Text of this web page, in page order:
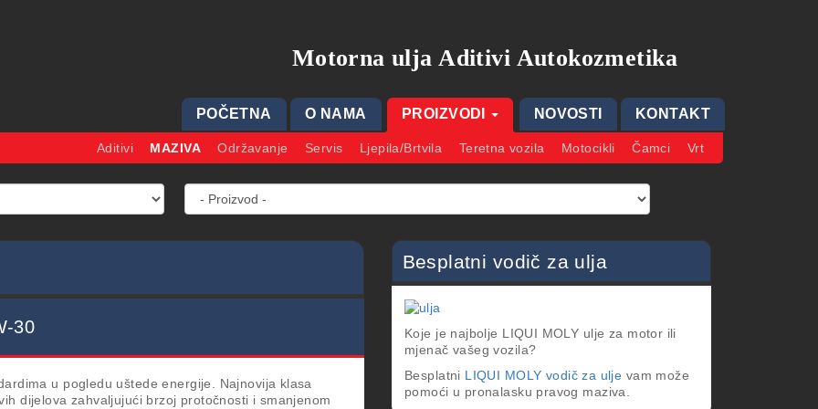
Motorna ulja Aditivi Autokozmetika
POČETNA O NAMA PROIZVODI NOVOSTI KONTAKT
Aditivi MAZIVA Održavanje Servis Ljepila/Brtvila Teretna vozila Motocikli Čamci Vrt
30
u pogledu uštede energije. Najnovija klasa
dijelova zahvaljujući brzoj protočnosti i smanjenom
Besplatni vodič za ulja
Koje je najbolje LIQUI MOLY ulje za motor ili
mjenač vašeg vozila?
Besplatni LIQUI MOLY vodič za ulje vam može
pomoći u pronalasku pravog maziva.